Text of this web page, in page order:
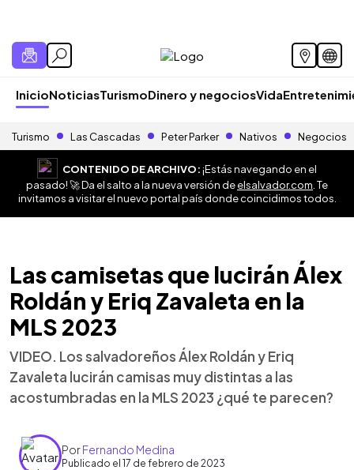
InicioNoticiasTurismoDinero y negociosVida
Turismo Las Cascadas Peter Parker Nativos Negocios
CONTENIDO DE ARCHIVO:¡Estás navegando en el
pasado! 🚀 Da el salto a la nueva versión deelsalvador.com . Te
invitamos a visitar el nuevo portal país donde coincidimos todos.
Las camisetas que lucirán Álex
Roldán y Eriq Zavaleta en la
MLS 2023
VIDEO. Los salvadoreños Álex Roldán y Eriq
Zavaleta lucirán camisas muy distintas a las
acostumbradas en la MLS 2023 ¿qué te parecen?
PorFernando Medina
Publicado el 17 de febrero de 2023